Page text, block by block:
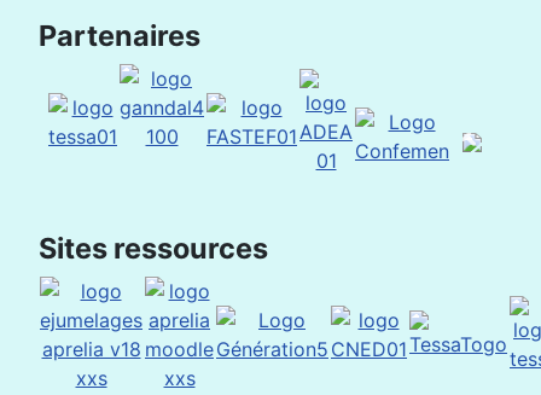
Partenaires
Sites ressources